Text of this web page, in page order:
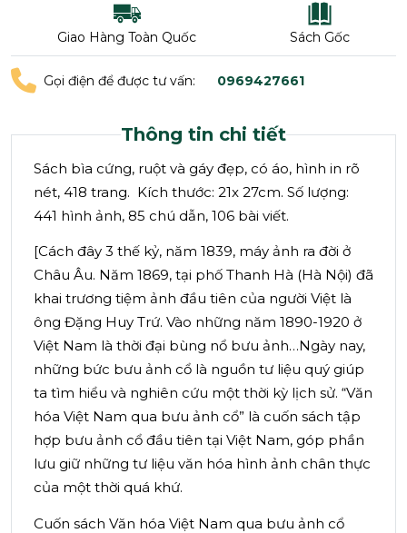
Giao Hàng Toàn Quốc Sách Gốc
Gọi điện để được tư vấn: 0969427661
Thông tin chi tiết
Sách bìa cứng, ruột và gáy đẹp, có áo, hình in rõ
nét, 418 trang. Kích thước: 21x 27cm. Số lượng:
441 hình ảnh, 85 chú dẫn, 106 bài viết.
[Cách đây 3 thế kỷ, năm 1839, máy ảnh ra đời ở
Châu Âu. Năm 1869, tại phố Thanh Hà (Hà Nội) đã
khai trương tiệm ảnh đầu tiên của người Việt là
ông Đặng Huy Trứ. Vào những năm 1890-1920 ở
Việt Nam là thời đại bùng nổ bưu ảnh…Ngày nay,
những bức bưu ảnh cổ là nguồn tư liệu quý giúp
ta tìm hiểu và nghiên cứu một thời kỳ lịch sử. “Văn
hóa Việt Nam qua bưu ảnh cổ” là cuốn sách tập
hợp bưu ảnh cổ đầu tiên tại Việt Nam, góp phần
lưu giữ những tư liệu văn hóa hình ảnh chân thực
của một thời quá khứ.
Cuốn sách Văn hóa Việt Nam qua bưu ảnh cổ